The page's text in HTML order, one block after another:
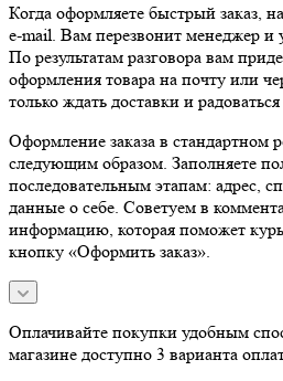
Когда оформляете быстрый
e-mail. Вам перезвонит менеджер и
По результатам разговора вам
оформления товара на почту или
только ждать доставки и
Оформление заказа в стандартном
следующим образом. Заполняете
последовательным этапам: адрес,
данные о себе. Советуем в
информацию, которая поможет
кнопку «Оформить заказ».
Оплачивайте покупки удобным
магазине доступно 3 варианта